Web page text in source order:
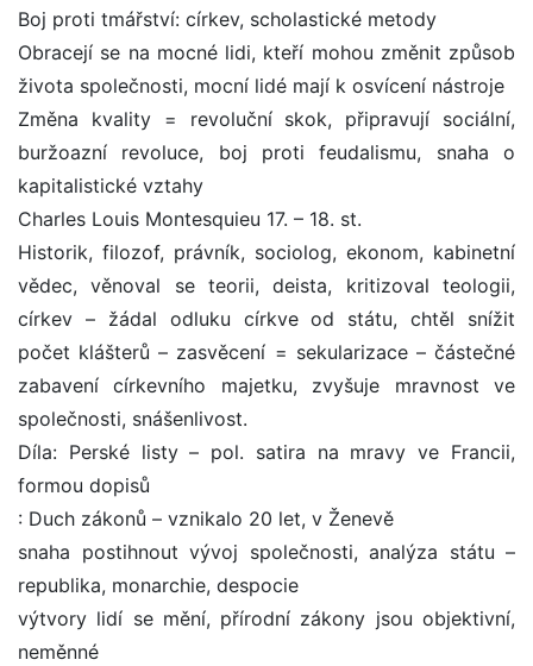
Boj proti tmářství: církev, scholastické metody
Obracejí se na mocné lidi, kteří mohou změnit způsob
života společnosti, mocní lidé mají k osvícení nástroje
Změna kvality = revoluční skok, připravují sociální,
buržoazní revoluce, boj proti feudalismu, snaha o
kapitalistické vztahy
Charles Louis Montesquieu 17. – 18. st.
Historik, filozof, právník, sociolog, ekonom, kabinetní
vědec, věnoval se teorii, deista, kritizoval teologii,
církev – žádal odluku církve od státu, chtěl snížit
počet klášterů – zasvěcení = sekularizace – částečné
zabavení církevního majetku, zvyšuje mravnost ve
společnosti, snášenlivost.
Díla: Perské listy – pol. satira na mravy ve Francii,
formou dopisů
: Duch zákonů – vznikalo 20 let, v Ženevě
snaha postihnout vývoj společnosti, analýza státu –
republika, monarchie, despocie
výtvory lidí se mění, přírodní zákony jsou objektivní,
neměnné